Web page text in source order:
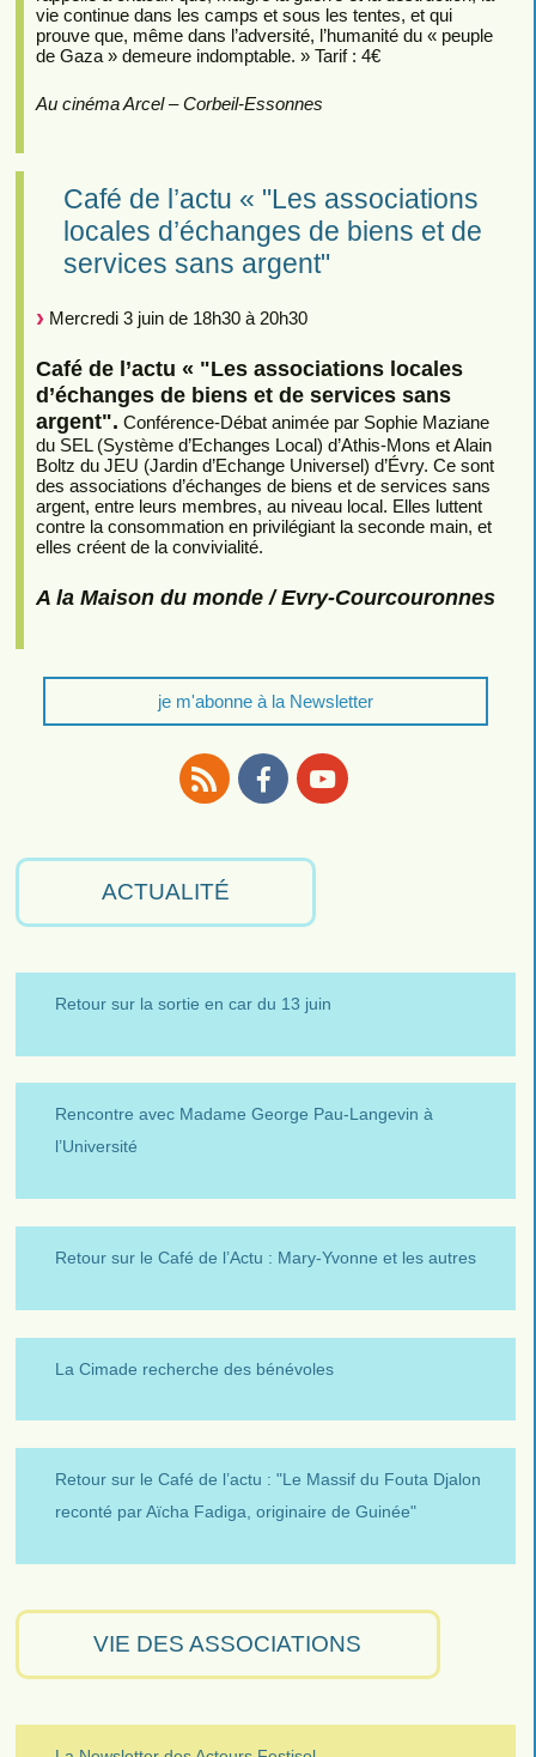
vie continue dans les camps et sous les tentes, et qui
prouve que, même dans l’adversité, l’humanité du « peuple
de Gaza » demeure indomptable. » Tarif : 4€
Au cinéma Arcel – Corbeil-Essonnes
Café de l’actu « "Les associations
locales d’échanges de biens et de
services sans argent"
Mercredi 3 juin de 18h30 à 20h30
Café de l’actu « "Les associations locales
d’échanges de biens et de services sans
argent". Conférence-Débat animée par Sophie Maziane
du SEL (Système d’Echanges Local) d’Athis-Mons et Alain
Boltz du JEU (Jardin d’Echange Universel) d’Évry. Ce sont
des associations d’échanges de biens et de services sans
argent, entre leurs membres, au niveau local. Elles luttent
contre la consommation en privilégiant la seconde main, et
elles créent de la convivialité.
A la Maison du monde / Evry-Courcouronnes
je m'abonne à la Newsletter
ACTUALITÉ
Retour sur la sortie en car du 13 juin
Rencontre avec Madame George Pau-Langevin à
l’Université
Retour sur le Café de l’Actu : Mary-Yvonne et les autres
La Cimade recherche des bénévoles
Retour sur le Café de l’actu : "Le Massif du Fouta Djalon
reconté par Aïcha Fadiga, originaire de Guinée"
VIE DES ASSOCIATIONS